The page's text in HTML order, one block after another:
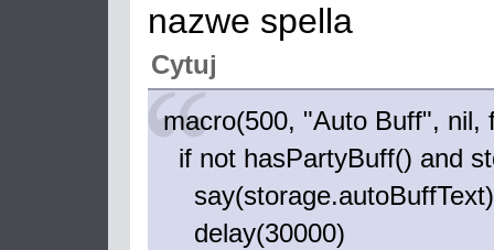
nazwe spella
Cytuj
macro(500, "Auto Buff", nil,
if not hasPartyBuff() and
say(storage.autoBuffText)
delay(30000)